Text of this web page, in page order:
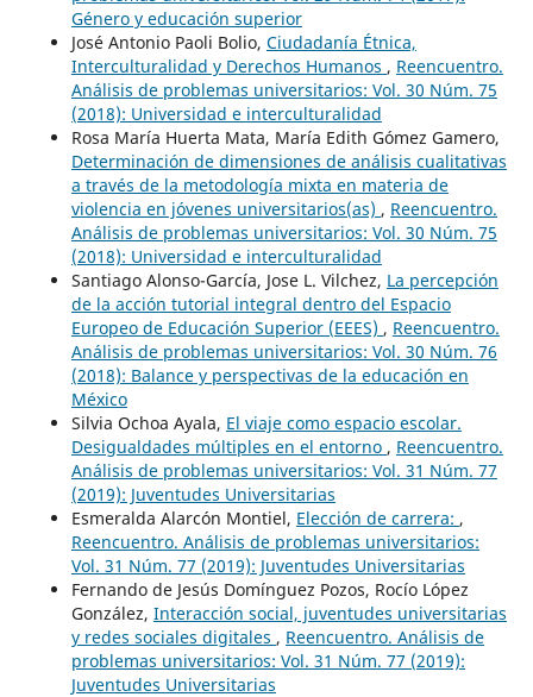
Género y educación superior
José Antonio Paoli Bolio, Ciudadanía Étnica,
Interculturalidad y Derechos Humanos , Reencuentro.
Análisis de problemas universitarios: Vol. 30 Núm. 75
(2018): Universidad e interculturalidad
Rosa María Huerta Mata, María Edith Gómez Gamero,
Determinación de dimensiones de análisis cualitativas
a través de la metodología mixta en materia de
violencia en jóvenes universitarios(as) , Reencuentro.
Análisis de problemas universitarios: Vol. 30 Núm. 75
(2018): Universidad e interculturalidad
Santiago Alonso-García, Jose L. Vilchez, La percepción
de la acción tutorial integral dentro del Espacio
Europeo de Educación Superior (EEES) , Reencuentro.
Análisis de problemas universitarios: Vol. 30 Núm. 76
(2018): Balance y perspectivas de la educación en
México
Silvia Ochoa Ayala, El viaje como espacio escolar.
Desigualdades múltiples en el entorno , Reencuentro.
Análisis de problemas universitarios: Vol. 31 Núm. 77
(2019): Juventudes Universitarias
Esmeralda Alarcón Montiel, Elección de carrera: ,
Reencuentro. Análisis de problemas universitarios:
Vol. 31 Núm. 77 (2019): Juventudes Universitarias
Fernando de Jesús Domínguez Pozos, Rocío López
González, Interacción social, juventudes universitarias
y redes sociales digitales , Reencuentro. Análisis de
problemas universitarios: Vol. 31 Núm. 77 (2019):
Juventudes Universitarias